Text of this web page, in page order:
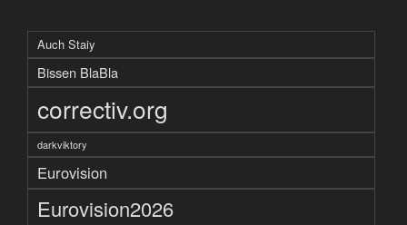
Auch Staiy
Bissen BlaBla
correctiv.org
darkviktory
Eurovision
Eurovision2026